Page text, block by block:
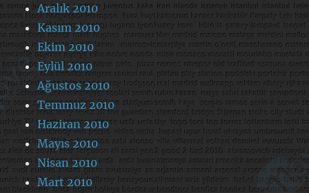
Aralık 2010
Kasım 2010
Ekim 2010
Eylül 2010
Ağustos 2010
Temmuz 2010
Haziran 2010
Mayıs 2010
Nisan 2010
Mart 2010